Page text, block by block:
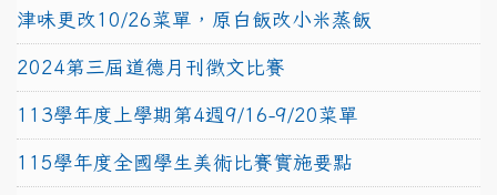
津味更改10/26菜單，原白飯改小米蒸飯
2024第三屆道德月刊徵文比賽
113學年度上學期第4週9/16-9/20菜單
115學年度全國學生美術比賽實施要點